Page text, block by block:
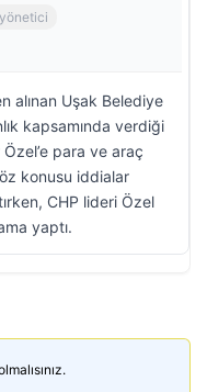
alınan Uşak Belediye
kapsamında verdiği
para ve araç
konusu iddialar
CHP lideri Özel
yaptı.